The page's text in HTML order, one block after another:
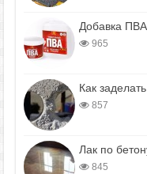
Добавка
965
Как
857
Лак по
845